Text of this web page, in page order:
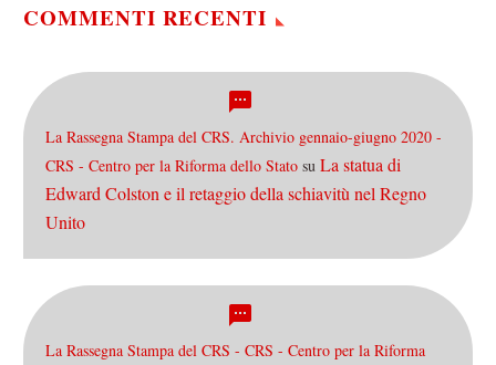
COMMENTI RECENTI
La Rassegna Stampa del CRS. Archivio gennaio-giugno 2020 -
CRS - Centro per la Riforma dello Stato su La statua di
Edward Colston e il retaggio della schiavitù nel Regno
Unito
La Rassegna Stampa del CRS - CRS - Centro per la Riforma